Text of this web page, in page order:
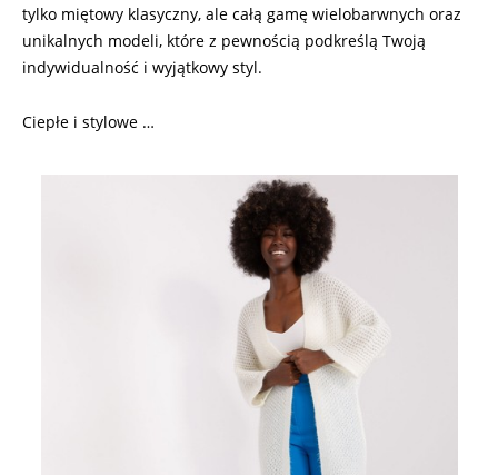
tylko miętowy klasyczny, ale całą gamę wielobarwnych oraz
unikalnych modeli, które z pewnością podkreślą Twoją
indywidualność i wyjątkowy styl.
Ciepłe i stylowe …